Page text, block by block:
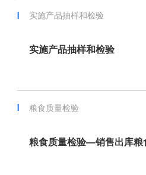
实施产品抽样和检验
实施产品抽样和检验
粮食质量检验
粮食质量检验—销售出库粮